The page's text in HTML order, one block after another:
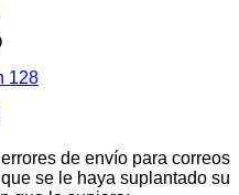
de envío para correos
se le haya suplantado su